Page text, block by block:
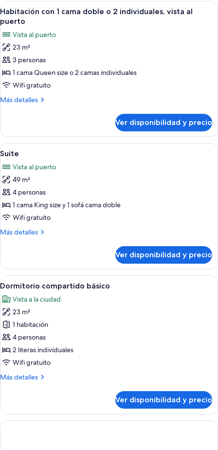
la
ciudad
Ver
todas
las
fotos
de
Habitación
con
1
cama
2
individuales,
vista
al
puerto
Habitación de hotel con escritorio,
5
Habitación con 1 cama doble o 2 individuales, vista al
puerto
Vista al puerto
23 m²
3 personas
1 cama Queen size o 2 camas individuales
Wifi gratuito
Más detalles
Más
con
cama
o
2
individuales,
vista
al
puerto
Ver disponibilidad y precio
Ver
todas
las
fotos
de
Suite
Habitación de hotel con una cama
7
Suite
Vista al puerto
49 m²
4 personas
1 cama King size y 1 sofá cama doble
Wifi gratuito
Más detalles
Más
Ver disponibilidad y precio
Ver
todas
las
fotos
de
Dormitorio
compartido
básico
Habitación de hotel con literas,
5
Dormitorio compartido básico
Vista a la ciudad
23 m²
1 habitación
4 personas
2 literas individuales
Wifi gratuito
Más detalles
Más
compartido
básico
Ver disponibilidad y precio